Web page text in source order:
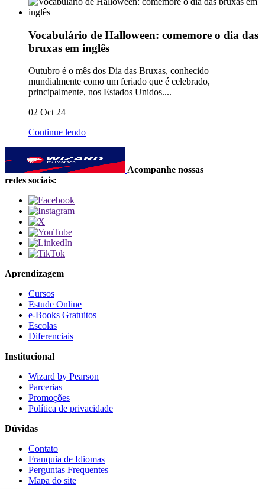
Vocabulário de Halloween: comemore o dia das
bruxas em inglês
Outubro é o mês dos Dia das Bruxas, conhecido
mundialmente como um feriado que é celebrado,
principalmente, nos Estados Unidos....
02 Oct 24
Continue lendo
Acompanhe nossas
redes sociais:
Aprendizagem
Cursos
Estude Online
e-Books Gratuitos
Escolas
Diferenciais
Institucional
Wizard by Pearson
Parcerias
Promoções
Política de privacidade
Dúvidas
Contato
Franquia de Idiomas
Perguntas Frequentes
Mapa do site